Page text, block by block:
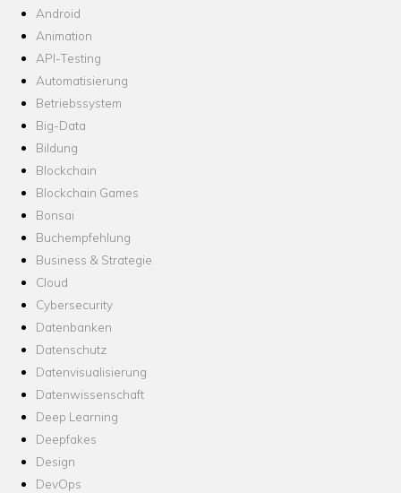
Android
Animation
API-Testing
Automatisierung
Betriebssystem
Big-Data
Bildung
Blockchain
Blockchain Games
Bonsai
Buchempfehlung
Business & Strategie
Cloud
Cybersecurity
Datenbanken
Datenschutz
Datenvisualisierung
Datenwissenschaft
Deep Learning
Deepfakes
Design
DevOps